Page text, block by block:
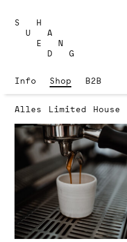
content
S H
U A
E N
D G
Info Shop B2B
Alles Limited House